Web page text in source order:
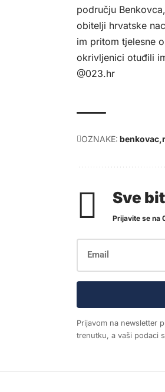
području
obitelji hrvatske
im pritom tjelesne
okrivljenici otuđili
@023.hr
OZNAKE: benkovac
Sve
Prijavite se na
Prijavom na newsletter
trenutku, a vaši podaci